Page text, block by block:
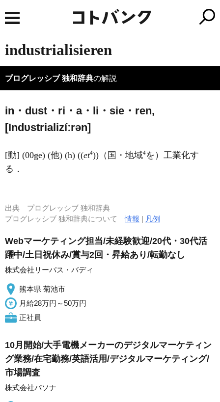
industrialisieren
プログレッシブ 独和辞典の解説
in・dust・ri・a・li・sie・ren,
[Indυstrializíːrən]
[動] (00ge) (他) (h) ((et4))（国・地域4を）工業化す
る．
出典 プログレッシブ 独和辞典
プログレッシブ 独和辞典について情報 | 凡例
Webマーケティング担当/未経験歓迎/20代・30代活
躍中/土日祝休み/賞与2回・昇給あり/転勤なし
株式会社リーパス・バディ
熊本県 菊池市
月給28万円～50万円
正社員
10月開始/大手電機メーカーのデジタルマーケティン
グ業務/在宅勤務/英語活用/デジタルマーケティング/
市場調査
株式会社パソナ